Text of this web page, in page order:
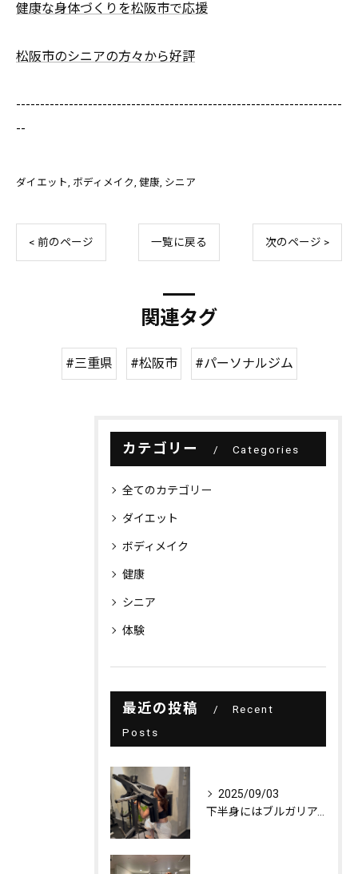
健康な身体づくりを松阪市で応援
松阪市のシニアの方々から好評
--------------------------------------------------------------------
--
ダイエット ボディメイク 健康 シニア
< 前のページ 一覧に戻る 次のページ >
関連タグ
#三重県 #松阪市 #パーソナルジム
カテゴリー Categories
全てのカテゴリー
ダイエット
ボディメイク
健康
シニア
体験
最近の投稿
Recent
Posts
2025/09/03